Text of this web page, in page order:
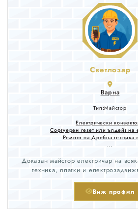
Светлозар
Варна
Тип:Майстор
Електрически
Софтуерен reset или ъпдейт на
Ремонт на Дребна техника
...
Доказан майстор електричар на
техника, платки и
Виж профил